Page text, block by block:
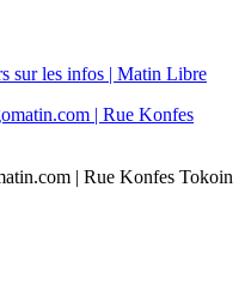
sur les infos | Matin Libre
| Rue Konfes Tokoin